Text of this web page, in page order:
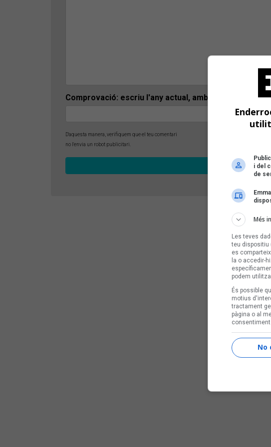
Comprovació: escriu l'any actual, amb 4 xifres
D'aquesta manera, verifiquem que el teu comentari
no l'envia un robot publicitari.
i del
de
Més
Les teves
teu dispositiu
es
la o accedir-
podem
És possible
motius
tractament
pàgina o al
No